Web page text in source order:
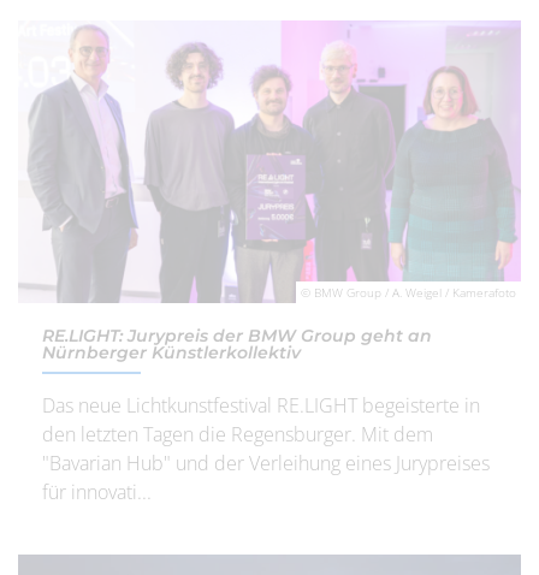
© BMW Group / A. Weigel / Kamerafoto
RE.LIGHT: Jurypreis der BMW Group geht an
Nürnberger Künstlerkollektiv
Das neue Lichtkunstfestival RE.LIGHT begeisterte in
den letzten Tagen die Regensburger. Mit dem
"Bavarian Hub" und der Verleihung eines Jurypreises
für innovati...